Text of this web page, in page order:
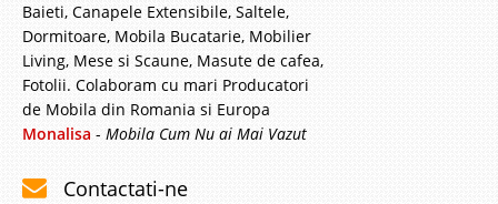
Baieti, Canapele Extensibile, Saltele,
Dormitoare, Mobila Bucatarie, Mobilier
Living, Mese si Scaune, Masute de cafea,
Fotolii. Colaboram cu mari Producatori
de Mobila din Romania si Europa
Monalisa - Mobila Cum Nu ai Mai Vazut
Contactati-ne